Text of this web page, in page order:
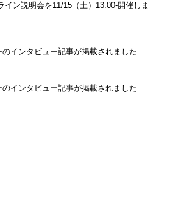
イン説明会を11/15（土）13:00-開催しま
インタビュー記事が掲載されました
インタビュー記事が掲載されました